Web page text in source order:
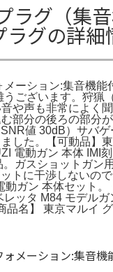
ラグ（集
ラグの詳細
ーション:集音機
ございます。狩猟
や声も非常によく
部分の後ろの部分
値 30dB）サバ
した。【可動品】
電動ガン 本体 IMI
。ガスショットガ
トに干渉しない
動ガン 本体セット
レッタ M84 モデル
品名】 東京マルイ